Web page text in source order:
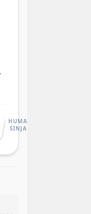
HUMAS
SINJAI